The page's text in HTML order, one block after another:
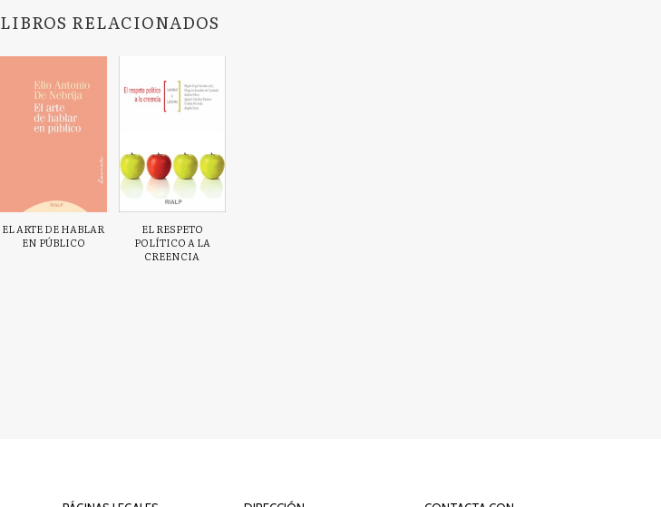
LIBROS RELACIONADOS
EL ARTE DE HABLAR
EN PÚBLICO
EL RESPETO
POLÍTICO A LA
CREENCIA